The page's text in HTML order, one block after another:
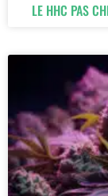
LE HHC PAS